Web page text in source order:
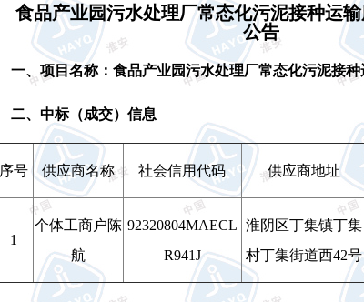
食品产业园污水处理厂常态化污泥接种运
公告
一、项目名称： 食品产业园污水处理厂常态化污泥接
二、中标（成交）信息
序号 供应商名称 社会信用代码 供应商地址
1
个体工商户陈
航
92320804MAECL
R941J
淮阴区丁集镇丁集
村丁集街道西42号